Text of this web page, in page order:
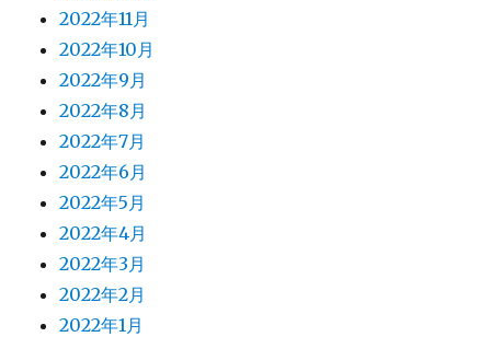
2022年11月
2022年10月
2022年9月
2022年8月
2022年7月
2022年6月
2022年5月
2022年4月
2022年3月
2022年2月
2022年1月